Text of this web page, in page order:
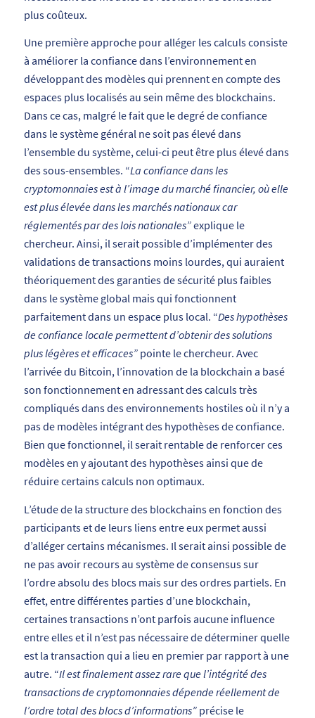
plus coûteux.
Une première approche pour alléger les calculs consiste
à améliorer la confiance dans l’environnement en
développant des modèles qui prennent en compte des
espaces plus localisés au sein même des blockchains.
Dans ce cas, malgré le fait que le degré de confiance
dans le système général ne soit pas élevé dans
l’ensemble du système, celui-ci peut être plus élevé dans
des sous-ensembles. “La confiance dans les
cryptomonnaies est à l’image du marché financier, où elle
est plus élevée dans les marchés nationaux car
réglementés par des lois nationales”explique le
chercheur. Ainsi, il serait possible d’implémenter des
validations de transactions moins lourdes, qui auraient
théoriquement des garanties de sécurité plus faibles
dans le système global mais qui fonctionnent
parfaitement dans un espace plus local. “Des hypothèses
de confiance locale permettent d’obtenir des solutions
plus légères et efficaces”pointe le chercheur. Avec
l’arrivée du Bitcoin, l’innovation de la blockchain a basé
son fonctionnement en adressant des calculs très
compliqués dans des environnements hostiles où il n’y a
pas de modèles intégrant des hypothèses de confiance.
Bien que fonctionnel, il serait rentable de renforcer ces
modèles en y ajoutant des hypothèses ainsi que de
réduire certains calculs non optimaux.
L’étude de la structure des blockchains en fonction des
participants et de leurs liens entre eux permet aussi
d’alléger certains mécanismes. Il serait ainsi possible de
ne pas avoir recours au système de consensus sur
l’ordre absolu des blocs mais sur des ordres partiels. En
effet, entre différentes parties d’une blockchain,
certaines transactions n’ont parfois aucune influence
entre elles et il n’est pas nécessaire de déterminer quelle
est la transaction qui a lieu en premier par rapport à une
autre. “Il est finalement assez rare que l’intégrité des
transactions de cryptomonnaies dépende réellement de
l’ordre total des blocs d’informations” précise le